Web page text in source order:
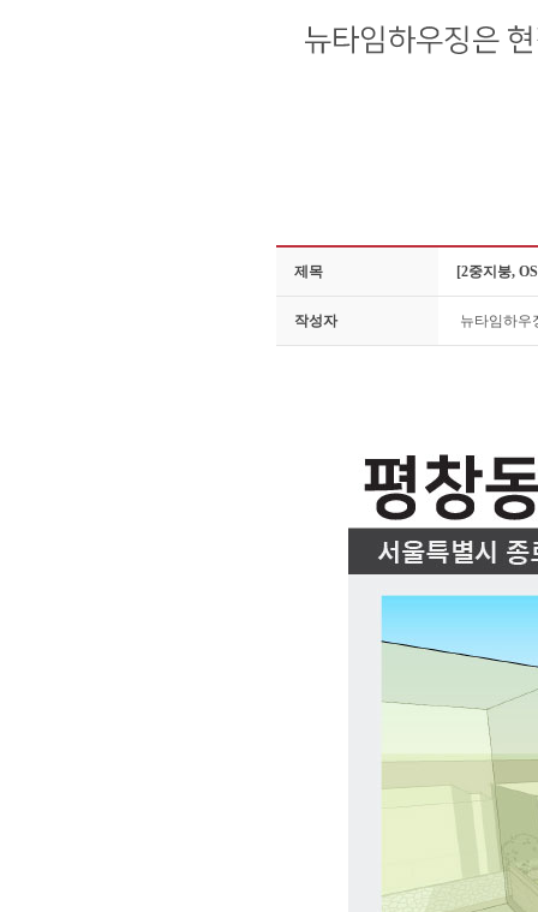
제목 [2중지붕,
작성자 뉴타임하우